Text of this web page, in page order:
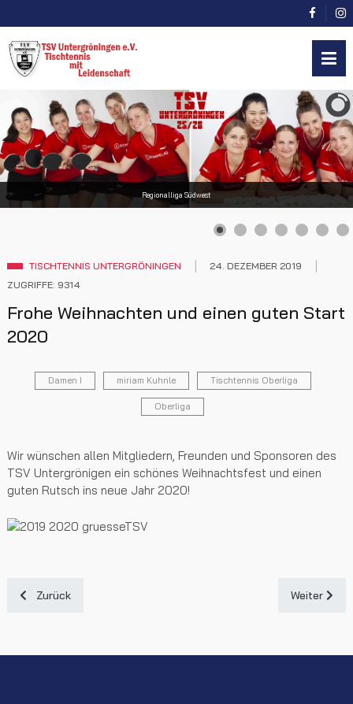
Regionalliga Südwest
TISCHTENNIS UNTERGRÖNINGEN
24. DEZEMBER 2019
ZUGRIFFE: 9314
Frohe Weihnachten und einen guten Start
2020
Damen I miriam Kuhnle Tischtennis Oberliga
Oberliga
Wir wünschen allen Mitgliedern, Freunden und Sponsoren des
TSV Untergrönigen ein schönes Weihnachtsfest und einen
guten Rutsch ins neue Jahr 2020!
Vorheriger Beitrag: Oberliga Tischtennis Untergröningen
Zurück Nächster
Weiter